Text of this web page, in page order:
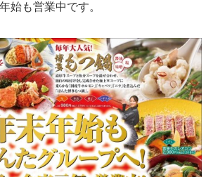
始も営業中です。